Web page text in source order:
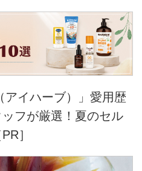
イハーブ）」愛用歴
フが厳選！夏のセル
］